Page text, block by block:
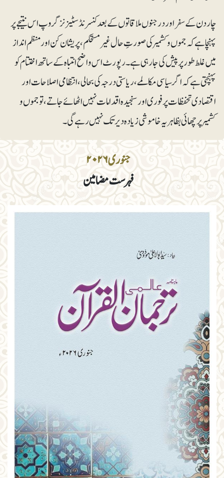
جنوری ۲۰۲۶
فہرست مضامین
چار دن کے سفر اور درجنوں ملاقاتوں کے بعد کنسرنڈ سٹیزنز گروپ اس نتیجے پر
پہنچا ہے کہ جموں و کشمیر کی صورتِ حال غیر مستحکم، پریشان کن اور منظم انداز
میں غلط طور پر پیش کی جا رہی ہے۔ رپورٹ اس واضح انتباہ کے ساتھ اختتام کو
پہنچتی ہے کہ اگر سیاسی مکالمے، ریاستی درجہ کی بحالی، انتظامی اصلاحات اور
اقتصادی تحفظات پر فوری اور سنجیدہ اقدامات نہیں اٹھائے جاتے، تو جموں و
کشمیر پر چھائی بظاہر یہ خاموشی زیادہ دیر تک نہیں رہے گی۔